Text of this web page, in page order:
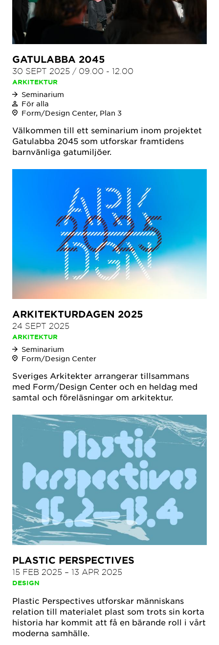
GATULABBA 2045
30 SEPT 2025 / 09.00 - 12.00
ARKITEKTUR
Seminarium
För alla
Form/Design Center, Plan 3
Välkommen till ett seminarium inom projektet
Gatulabba 2045 som utforskar framtidens
barnvänliga gatumiljöer.
ARKITEKTURDAGEN 2025
24 SEPT 2025
ARKITEKTUR
Seminarium
Form/Design Center
Sveriges Arkitekter arrangerar tillsammans
med Form/Design Center och en heldag med
samtal och föreläsningar om arkitektur.
PLASTIC PERSPECTIVES
15 FEB 2025 – 13 APR 2025
DESIGN
Plastic Perspectives utforskar människans
relation till materialet plast som trots sin korta
historia har kommit att få en bärande roll i vårt
moderna samhälle.